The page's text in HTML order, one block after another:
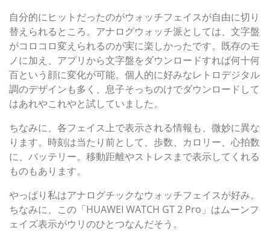
自分的にヒットだったのがウォッチフェイスが自由に切り
替えられるところ。アナログウォッチ派としては、文字盤
がコロコロ変えられるのが実に楽しかったです。既存のモ
ノに加え、アプリから文字盤をダウンロードすれば何十何
百という顔に変化が可能。個人的に好みなレトロデジタル
調のデザインも多く、息子そっちのけでダウンロードして
はあれやこれやと試していました。
ちなみに、各フェイス上で表示される情報も、微妙に異な
ります。時刻は当たり前として、歩数、カロリー、心拍数
に、バッテリー。移動距離やストレスまで表示してくれる
ものもあります。
やっぱり私はアナログチックなウォッチフェイスが好み。
ちなみに、この「HUAWEI WATCH GT 2 Pro」はムーンフ
ェイズ表示がウリのひとつなんだそう。